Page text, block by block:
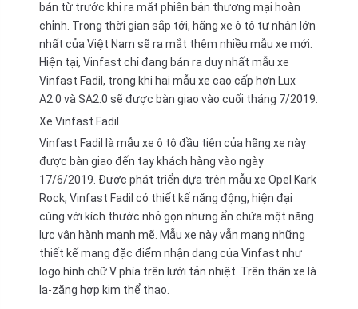
bán từ trước khi ra mắt phiên bản thương mại hoàn
chỉnh. Trong thời gian sắp tới, hãng xe ô tô tư nhân lớn
nhất của Việt Nam sẽ ra mắt thêm nhiều mẫu xe mới.
Hiện tại, Vinfast chỉ đang bán ra duy nhất mẫu xe
Vinfast Fadil, trong khi hai mẫu xe cao cấp hơn Lux
A2.0 và SA2.0 sẽ được bàn giao vào cuối tháng 7/2019.
Xe Vinfast Fadil
Vinfast Fadil là mẫu xe ô tô đầu tiên của hãng xe này
được bàn giao đến tay khách hàng vào ngày
17/6/2019. Được phát triển dựa trên mẫu xe Opel Kark
Rock, Vinfast Fadil có thiết kế năng động, hiện đại
cùng với kích thước nhỏ gọn nhưng ẩn chứa một năng
lực vận hành mạnh mẽ. Mẫu xe này vẫn mang những
thiết kế mang đặc điểm nhận dạng của Vinfast như
logo hình chữ V phía trên lưới tản nhiệt. Trên thân xe là
la-zăng hợp kim thể thao.